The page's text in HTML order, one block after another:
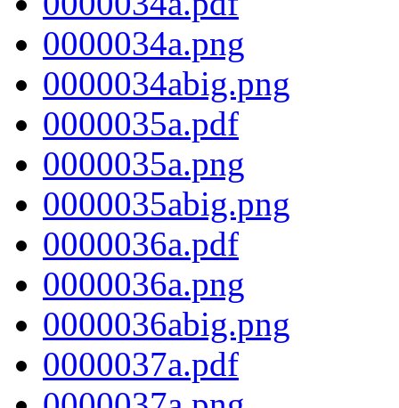
0000034a.png
0000034abig.png
0000035a.pdf
0000035a.png
0000035abig.png
0000036a.pdf
0000036a.png
0000036abig.png
0000037a.pdf